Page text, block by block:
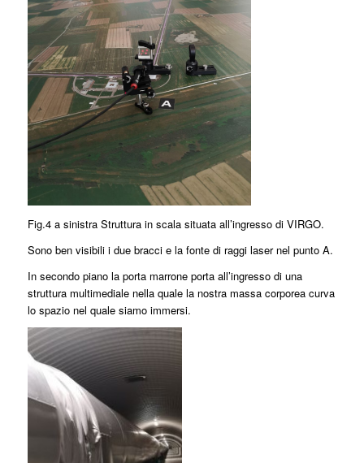
Fig.4 a sinistra Struttura in scala situata all’ingresso di VIRGO.
Sono ben visibili i due bracci e la fonte di raggi laser nel punto A.
In secondo piano la porta marrone porta all’ingresso di una
struttura multimediale nella quale la nostra massa corporea curva
lo spazio nel quale siamo immersi.